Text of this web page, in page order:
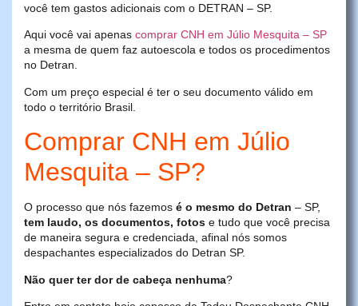
você tem gastos adicionais com o DETRAN – SP.
Aqui você vai apenas comprar CNH em Júlio Mesquita – SP
a mesma de quem faz autoescola e todos os procedimentos
no Detran.
Com um preço especial é ter o seu documento válido em
todo o território Brasil.
Comprar CNH em Júlio
Mesquita – SP?
O processo que nós fazemos é o mesmo do Detran – SP,
tem laudo, os documentos, fotos e tudo que você precisa
de maneira segura e credenciada, afinal nós somos
despachantes especializados do Detran SP.
Não quer ter dor de cabeça nenhuma?